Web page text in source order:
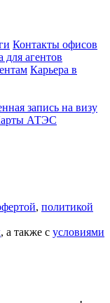
Контакты офисов
агентов
Карьера в
запись на визу
АТЭС
, политикой
, а также с условиями